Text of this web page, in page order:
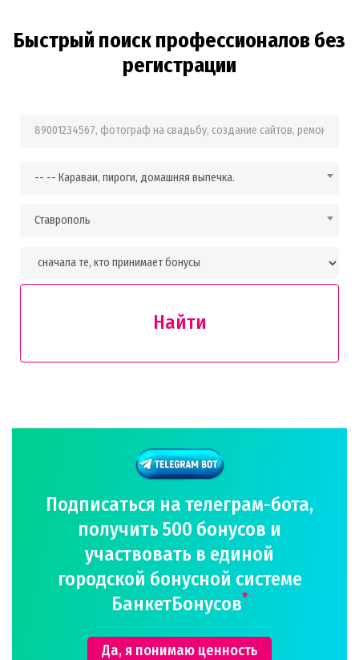
Быстрый поиск профессионалов без
регистрации
Фраза для поиска
-- -- Караваи, пироги, домашняя выпечка.
Ставрополь
Найти
Подписаться на телеграм-бота,
получить 500 бонусов и
участвовать в единой
городской бонусной системе
БанкетБонусов*
Да, я понимаю ценность